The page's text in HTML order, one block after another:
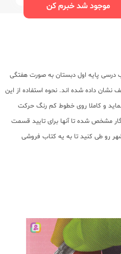
موجود شد خبرم کن
درسی پایه اول دبستان به صورت هفتگی
نشان داده شده اند. نحوه استفاده از این
و کاملا روی خطوط کم رنگ حرکت
مشخص شده تا آنها برای تایید قسمت
رو طی کنید تا به یه کتاب فروشی